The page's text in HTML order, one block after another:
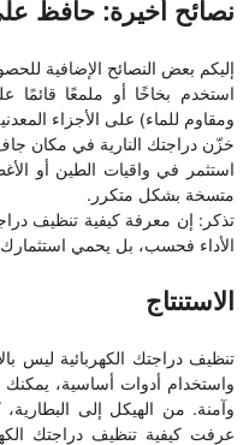
نصائح أخيرة: حافظ
إليكم بعض النصائح الإضافية
استخدم بخاخًا أو ملمعًا قائمًا
ومقاوم للماء) على الأجزاء
خزّن دراجتك النارية في مكان
استثمر في واقيات الطين أو
متسخة بشكل متكرر.
تذكر: إن معرفة كيفية تنظيف
الأداء فحسب، بل يحمي استثمارك
الاستنتاج
تنظيف دراجتك الكهربائية ليس
واستخدام أدوات أساسية،
وآمنة. من الهيكل إلى
عرفت كيفية تنظيف دراجتك